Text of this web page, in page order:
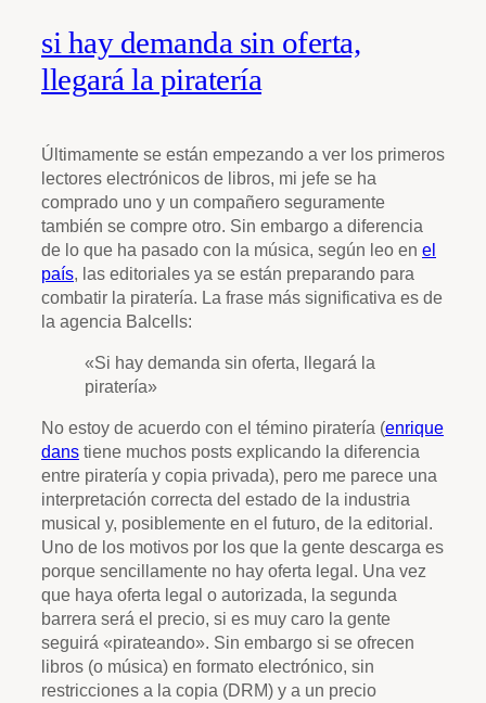
si hay demanda sin oferta,
llegará la piratería
Últimamente se están empezando a ver los primeros
lectores electrónicos de libros, mi jefe se ha
comprado uno y un compañero seguramente
también se compre otro. Sin embargo a diferencia
de lo que ha pasado con la música, según leo en el
país, las editoriales ya se están preparando para
combatir la piratería. La frase más significativa es de
la agencia Balcells:
«Si hay demanda sin oferta, llegará la
piratería»
No estoy de acuerdo con el témino piratería (enrique
dans tiene muchos posts explicando la diferencia
entre piratería y copia privada), pero me parece una
interpretación correcta del estado de la industria
musical y, posiblemente en el futuro, de la editorial.
Uno de los motivos por los que la gente descarga es
porque sencillamente no hay oferta legal. Una vez
que haya oferta legal o autorizada, la segunda
barrera será el precio, si es muy caro la gente
seguirá «pirateando». Sin embargo si se ofrecen
libros (o música) en formato electrónico, sin
restricciones a la copia (DRM) y a un precio